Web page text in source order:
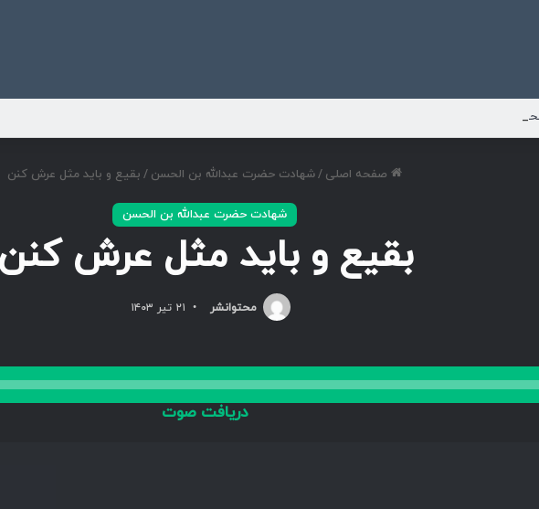
مناسبتی و موضوعی
صفحه اصلی /شهادت حضرت عبدالله بن الحسن / بقیع و باید مثل عرش کنن
شهادت حضرت عبدالله بن الحسن
بقیع و باید مثل عرش کنن
محتوانشر ۲۱ تیر ۱۴۰۳
دریافت صوت